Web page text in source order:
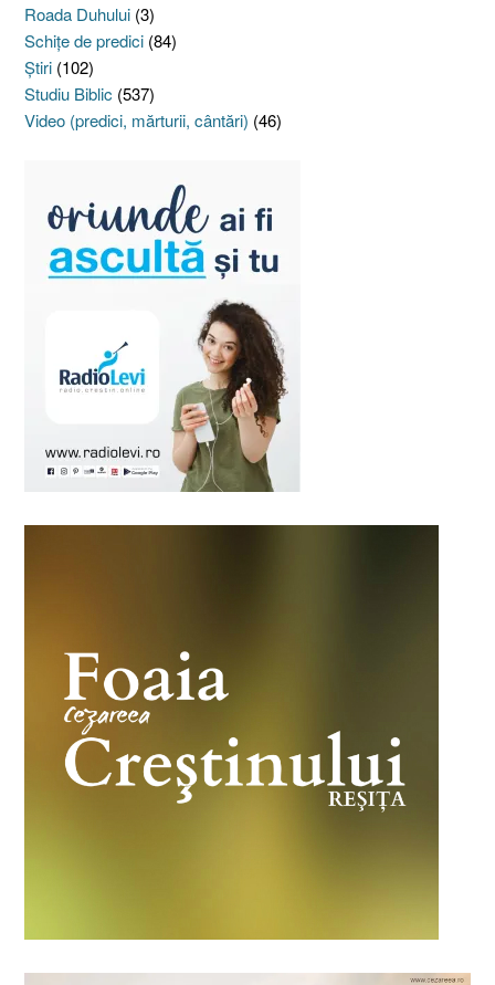
Roada Duhului (3)
Schiţe de predici (84)
Ştiri (102)
Studiu Biblic (537)
Video (predici, mărturii, cântări) (46)